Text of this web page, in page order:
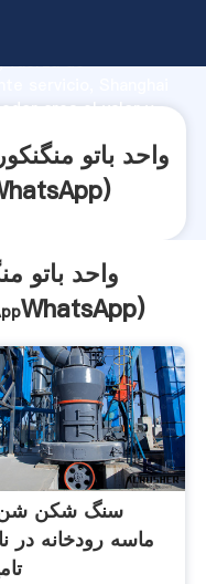
fuerza de
)
واحد باتو
WhatsApp)
سنگ شکن
ماسه رودخانه در